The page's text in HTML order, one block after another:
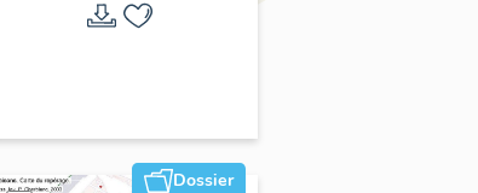
Dossier